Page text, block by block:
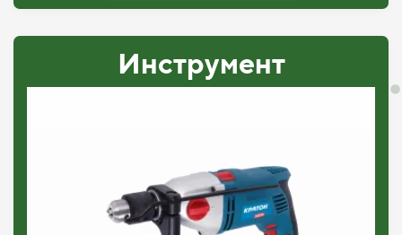
Инструмент